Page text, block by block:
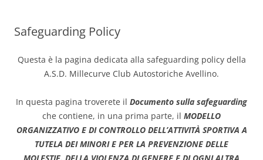
Safeguarding Policy
Questa è la pagina dedicata alla safeguarding policy della
A.S.D. Millecurve Club Autostoriche Avellino.
In questa pagina troverete il Documento sulla safeguarding
che contiene, in una prima parte, il MODELLO
ORGANIZZATIVO E DI CONTROLLO DELL’ATTIVITÀ SPORTIVA A
TUTELA DEI MINORI E PER LA PREVENZIONE DELLE